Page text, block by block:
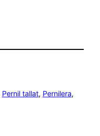
Pernil tallat, Pernilera